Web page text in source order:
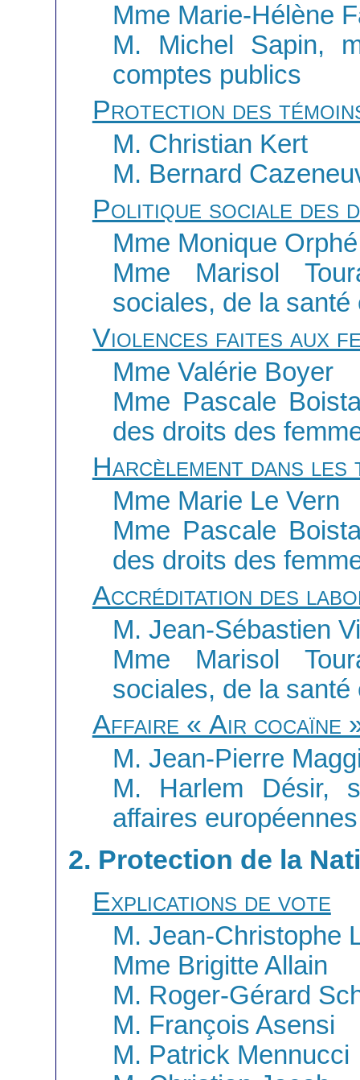
Mme Marie-Hélène
M. Michel Sapin,
comptes publics
Protection des
M. Christian Kert
M. Bernard
Politique sociale des
Mme Monique Orphé
Mme Marisol
sociales, de la
Violences faites aux
Mme Valérie Boyer
Mme Pascale
des droits des
Harcèlement dans
Mme Marie Le Vern
Mme Pascale
des droits des
Accréditation des
M. Jean-Sébastien
Mme Marisol
sociales, de la
Affaire « Air cocaïne
M. Jean-Pierre
M. Harlem Désir,
affaires européennes
2. Protection de la
Explications de vote
M. Jean-Christophe
Mme Brigitte Allain
M. Roger-Gérard
M. François Asensi
M. Patrick Mennucci